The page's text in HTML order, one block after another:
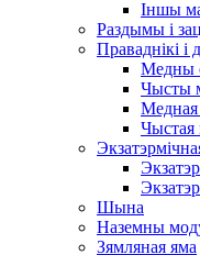
Іншы
Раздымы і
Праваднікі і
Медны
Чысты
Медная
Чыстая
Шына
Наземны
Зямляная яма